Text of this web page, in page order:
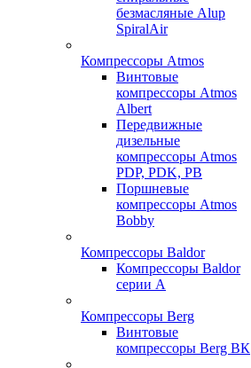
безмасляные Alup
SpiralAir
Компрессоры Atmos
Винтовые
компрессоры Atmos
Albert
Передвижные
дизельные
компрессоры Atmos
PDP, PDK, PB
Поршневые
компрессоры Atmos
Bobby
Компрессоры Baldor
Компрессоры Baldor
серии A
Компрессоры Berg
Винтовые
компрессоры Berg ВК